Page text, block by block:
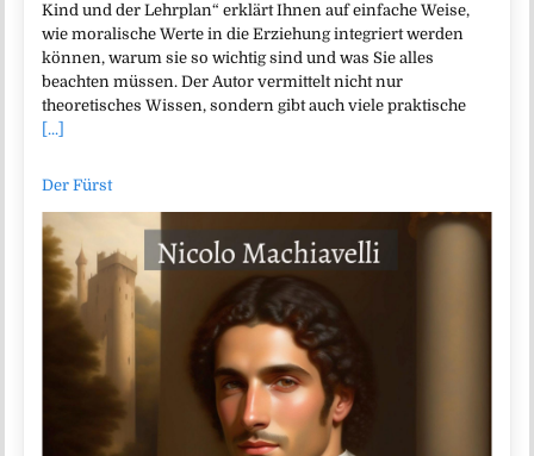
Kind und der Lehrplan“ erklärt Ihnen auf einfache Weise,
wie moralische Werte in die Erziehung integriert werden
können, warum sie so wichtig sind und was Sie alles
beachten müssen. Der Autor vermittelt nicht nur
theoretisches Wissen, sondern gibt auch viele praktische
[...]
Der Fürst